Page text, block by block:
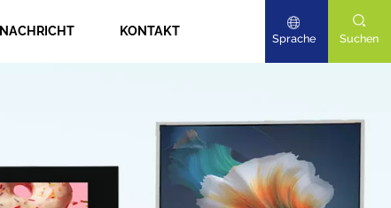
NACHRICHT KONTAKT Suchen
Sprache
English
Deutsch
日本語